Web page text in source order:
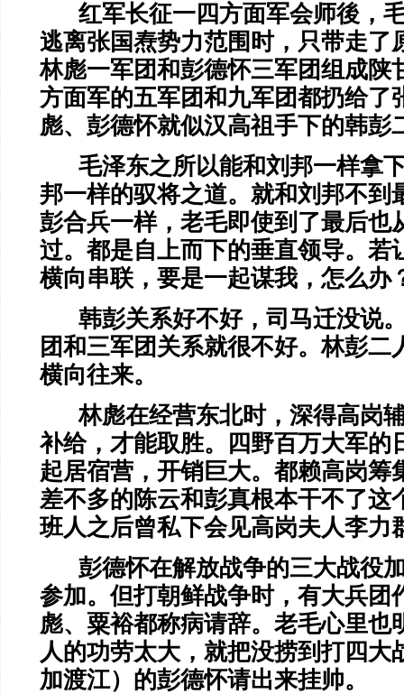
红军长征一四方面军会师後，
逃离张国焘势力范围时，只带走了
林彪一军团和彭德怀三军团组成陕
方面军的五军团和九军团都扔给了
彪、彭德怀就似汉高祖手下的韩彭
毛泽东之所以能和刘邦一样拿
邦一样的驭将之道。就和刘邦不到
彭合兵一样，老毛即使到了最后也
过。都是自上而下的垂直领导。若
横向串联，要是一起谋我，怎么办
韩彭关系好不好，司马迁没说
团和三军团关系就很不好。林彭二
横向往来。
林彪在经营东北时，深得高岗
补给，才能取胜。四野百万大军的
起居宿营，开销巨大。都赖高岗筹
差不多的陈云和彭真根本干不了这
班人之后曾私下会见高岗夫人李力
彭德怀在解放战争的三大战役
参加。但打朝鲜战争时，有大兵团
彪、粟裕都称病请辞。老毛心里也
人的功劳太大，就把没捞到打四大
加渡江）的彭德怀请出来挂帅。